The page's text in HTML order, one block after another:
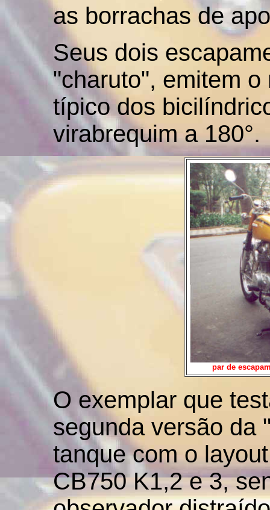
as borrachas de
Seus dois
"charuto", emitem
típico dos
virabrequim a 180°.
par de
O exemplar que
segunda versão da
tanque com o
CB750 K1,2 e 3,